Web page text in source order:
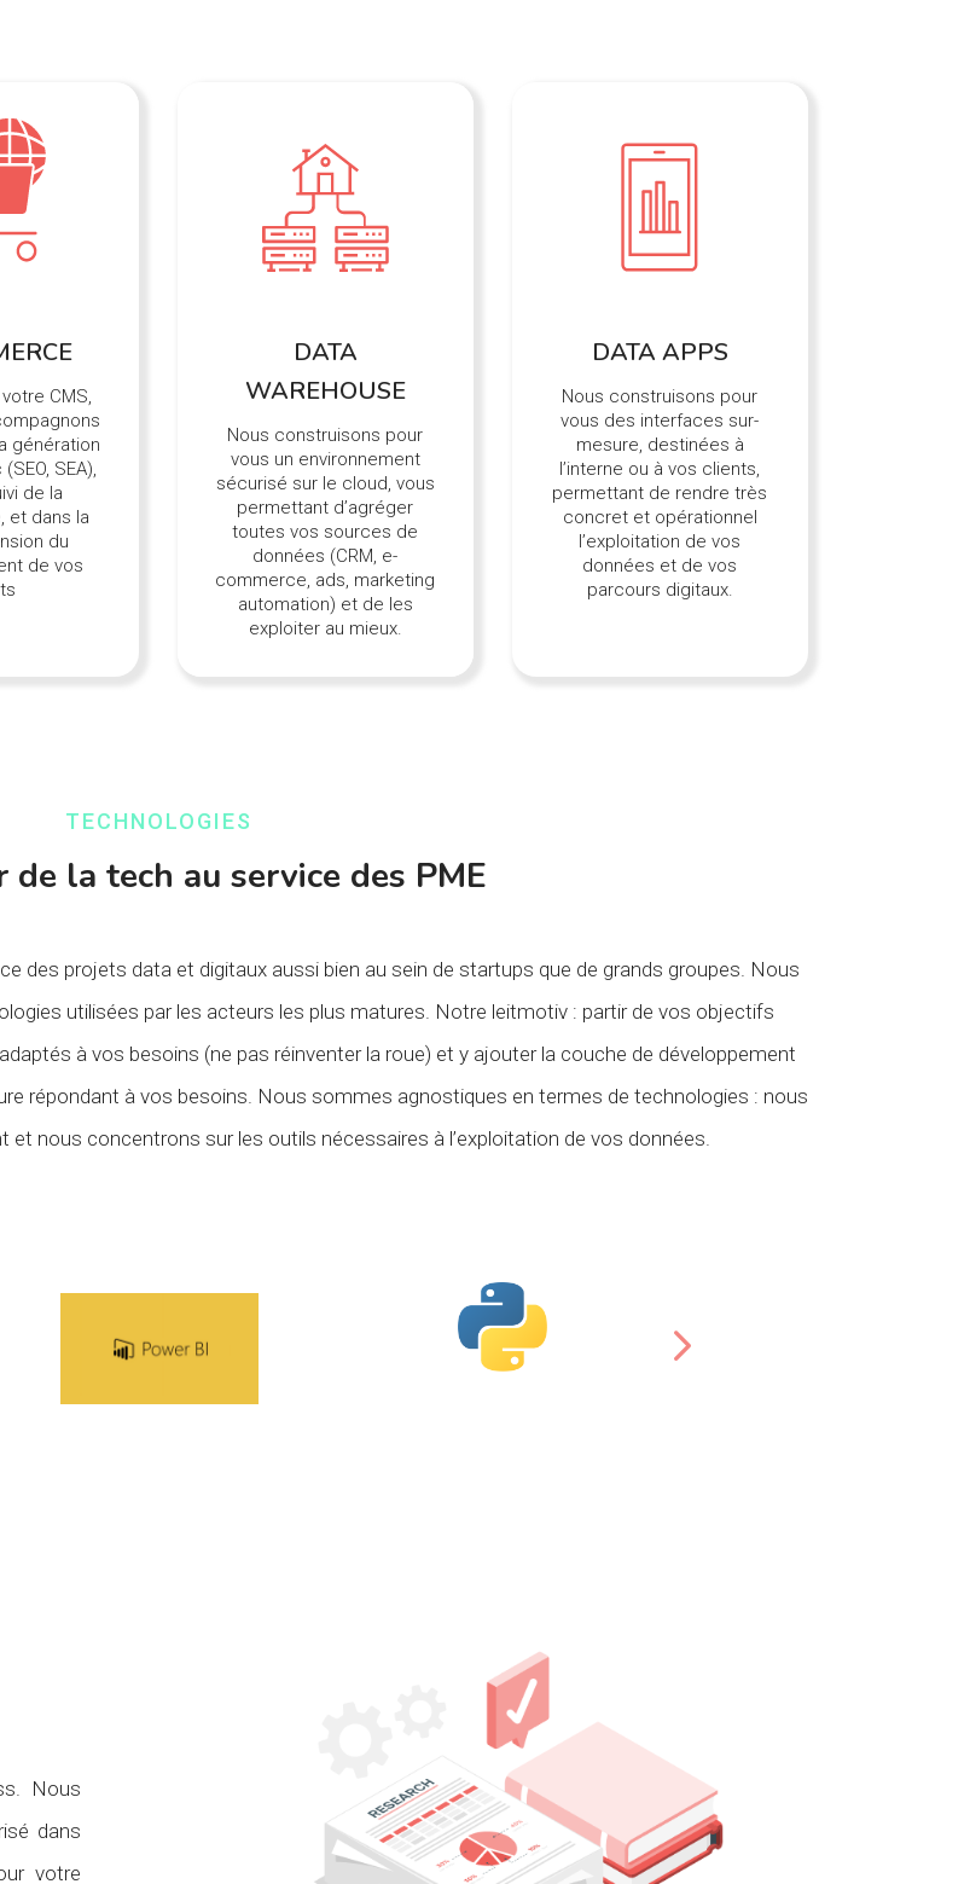
CMS,
génération
SEA),
de la
et dans la
du
de vos
DATA
WAREHOUSE
Nous construisons pour
vous un environnement
sécurisé sur le cloud, vous
permettant d’agréger
toutes vos sources de
données (CRM, e-
commerce, ads, marketing
automation) et de les
exploiter au mieux.
DATA APPS
Nous construisons pour
vous des interfaces sur-
mesure, destinées à
l’interne ou à vos clients,
permettant de rendre très
concret et opérationnel
l’exploitation de vos
données et de vos
parcours digitaux.
TECHNOLOGIES
de la tech au service des PME
des projets data et digitaux aussi bien au sein de startups que de grands groupes. Nous
utilisées par les acteurs les plus matures. Notre leitmotiv : partir de vos objectifs
à vos besoins (ne pas réinventer la roue) et y ajouter la couche de développement
répondant à vos besoins. Nous sommes agnostiques en termes de technologies : nous
nous concentrons sur les outils nécessaires à l’exploitation de vos données.
Nous
dans
votre